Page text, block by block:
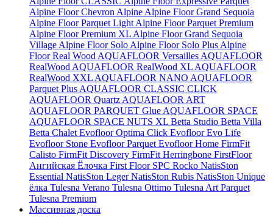
Alpine Floor Chevron Alpine Alpine Floor Grand Sequoia
Alpine Floor Parquet Light Alpine Floor Parquet Premium
Alpine Floor Premium XL Alpine Floor Grand Sequoia
Village Alpine Floor Solo Alpine Floor Solo Plus Alpine
Floor Real Wood AQUAFLOOR Versailles AQUAFLOOR
RealWood AQUAFLOOR RealWood XL AQUAFLOOR
RealWood XXL AQUAFLOOR NANO AQUAFLOOR
Parquet Plus AQUAFLOOR CLASSIC CLICK
AQUAFLOOR Quartz AQUAFLOOR ART
AQUAFLOOR PARQUET Glue AQUAFLOOR SPACE
AQUAFLOOR SPACE NUTS XL Betta Studio Betta Villa
Betta Chalet Evofloor Optima Click Evofloor Evo Life
Evofloor Stone Evofloor Parquet Evofloor Home FirmFit
Calisto FirmFit Discovery FirmFit Herringbone FirstFloor
Ангийская Ёлочка First Floor SPC Rocko NatisSton
Essential NatisSton LegerNatisSton Rubis NatisSton Unique
ёлка Tulesna Verano Tulesna Ottimo Tulesna Art Parquet
Tulesna Premium
Массивная доска